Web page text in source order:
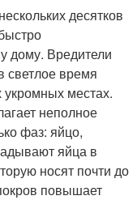
десятков
дому. Вредители
светлое время
укромных местах.
неполное
фаз: яйцо,
яйца в
носят почти до
повышает